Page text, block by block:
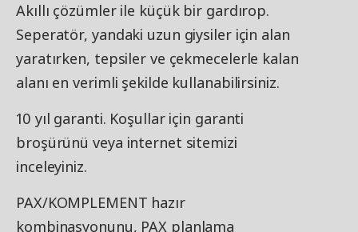
Akıllı çözümler ile küçük bir gardırop.
Seperatör, yandaki uzun giysiler için alan
yaratırken, tepsiler ve çekmecelerle kalan
alanı en verimli şekilde kullanabilirsiniz.
10 yıl garanti. Koşullar için garanti
broşürünü veya internet sitemizi
inceleyiniz.
PAX/KOMPLEMENT hazır
kombinasyonunu, PAX planlama